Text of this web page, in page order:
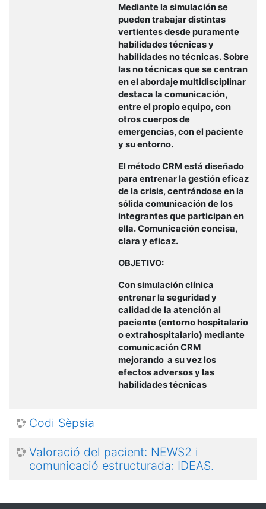
Mediante la simulación se
pueden trabajar distintas
vertientes desde puramente
habilidades técnicas y
habilidades no técnicas. Sobre
las no técnicas que se centran
en el abordaje multidisciplinar
destaca la comunicación,
entre el propio equipo, con
otros cuerpos de
emergencias, con el paciente
y su entorno.
El método CRM está diseñado
para entrenar la gestión eficaz
de la crisis, centrándose en la
sólida comunicación de los
integrantes que participan en
ella. Comunicación concisa,
clara y eficaz.
OBJETIVO:
Con simulación clínica
entrenar la seguridad y
calidad de la atención al
paciente (entorno hospitalario
o extrahospitalario) mediante
comunicación CRM
mejorando a su vez los
efectos adversos y las
habilidades técnicas
Codi Sèpsia
Valoració del pacient: NEWS2 i
comunicació estructurada: IDEAS.